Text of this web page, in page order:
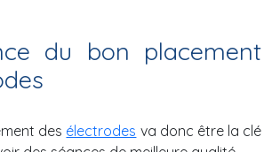
du bon placement
des électrodes va donc être la clé